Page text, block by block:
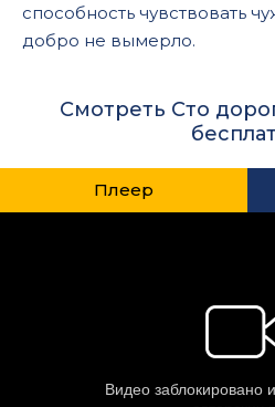
способность чувствовать
добро не вымерло.
Смотреть Сто
Плеер